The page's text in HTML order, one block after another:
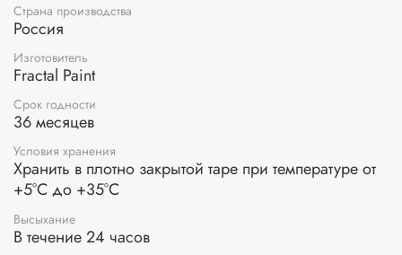
Страна производства
Россия
Изготовитель
Fractal Paint
Срок годности
36 месяцев
Условия хранения
Хранить в плотно закрытой таре при температуре от
+5°С до +35°С
Высыхание
В течение 24 часов